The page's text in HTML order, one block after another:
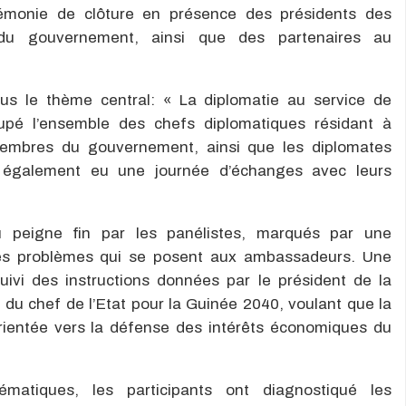
de clôture en présence des présidents des
gouvernement, ainsi que des partenaires au
le thème central: « La diplomatie au service de
l’ensemble des chefs diplomatiques résidant à
du gouvernement, ainsi que les diplomates
eu une journée d’échanges avec leurs
peigne fin par les panélistes, marqués par une
problèmes qui se posent aux ambassadeurs. Une
des instructions données par le président de la
chef de l’Etat pour la Guinée 2040, voulant que la
vers la défense des intérêts économiques du
les participants ont diagnostiqué les